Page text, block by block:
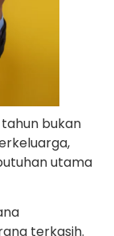
bukan
utama
terkasih.